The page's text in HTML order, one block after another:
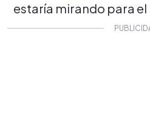
estaría mirando para el